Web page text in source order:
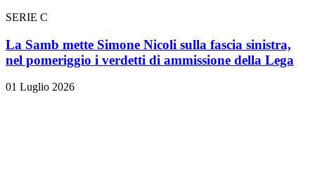
SERIE C
La Samb mette Simone Nicoli sulla fascia sinistra,
nel pomeriggio i verdetti di ammissione della Lega
01 Luglio 2026